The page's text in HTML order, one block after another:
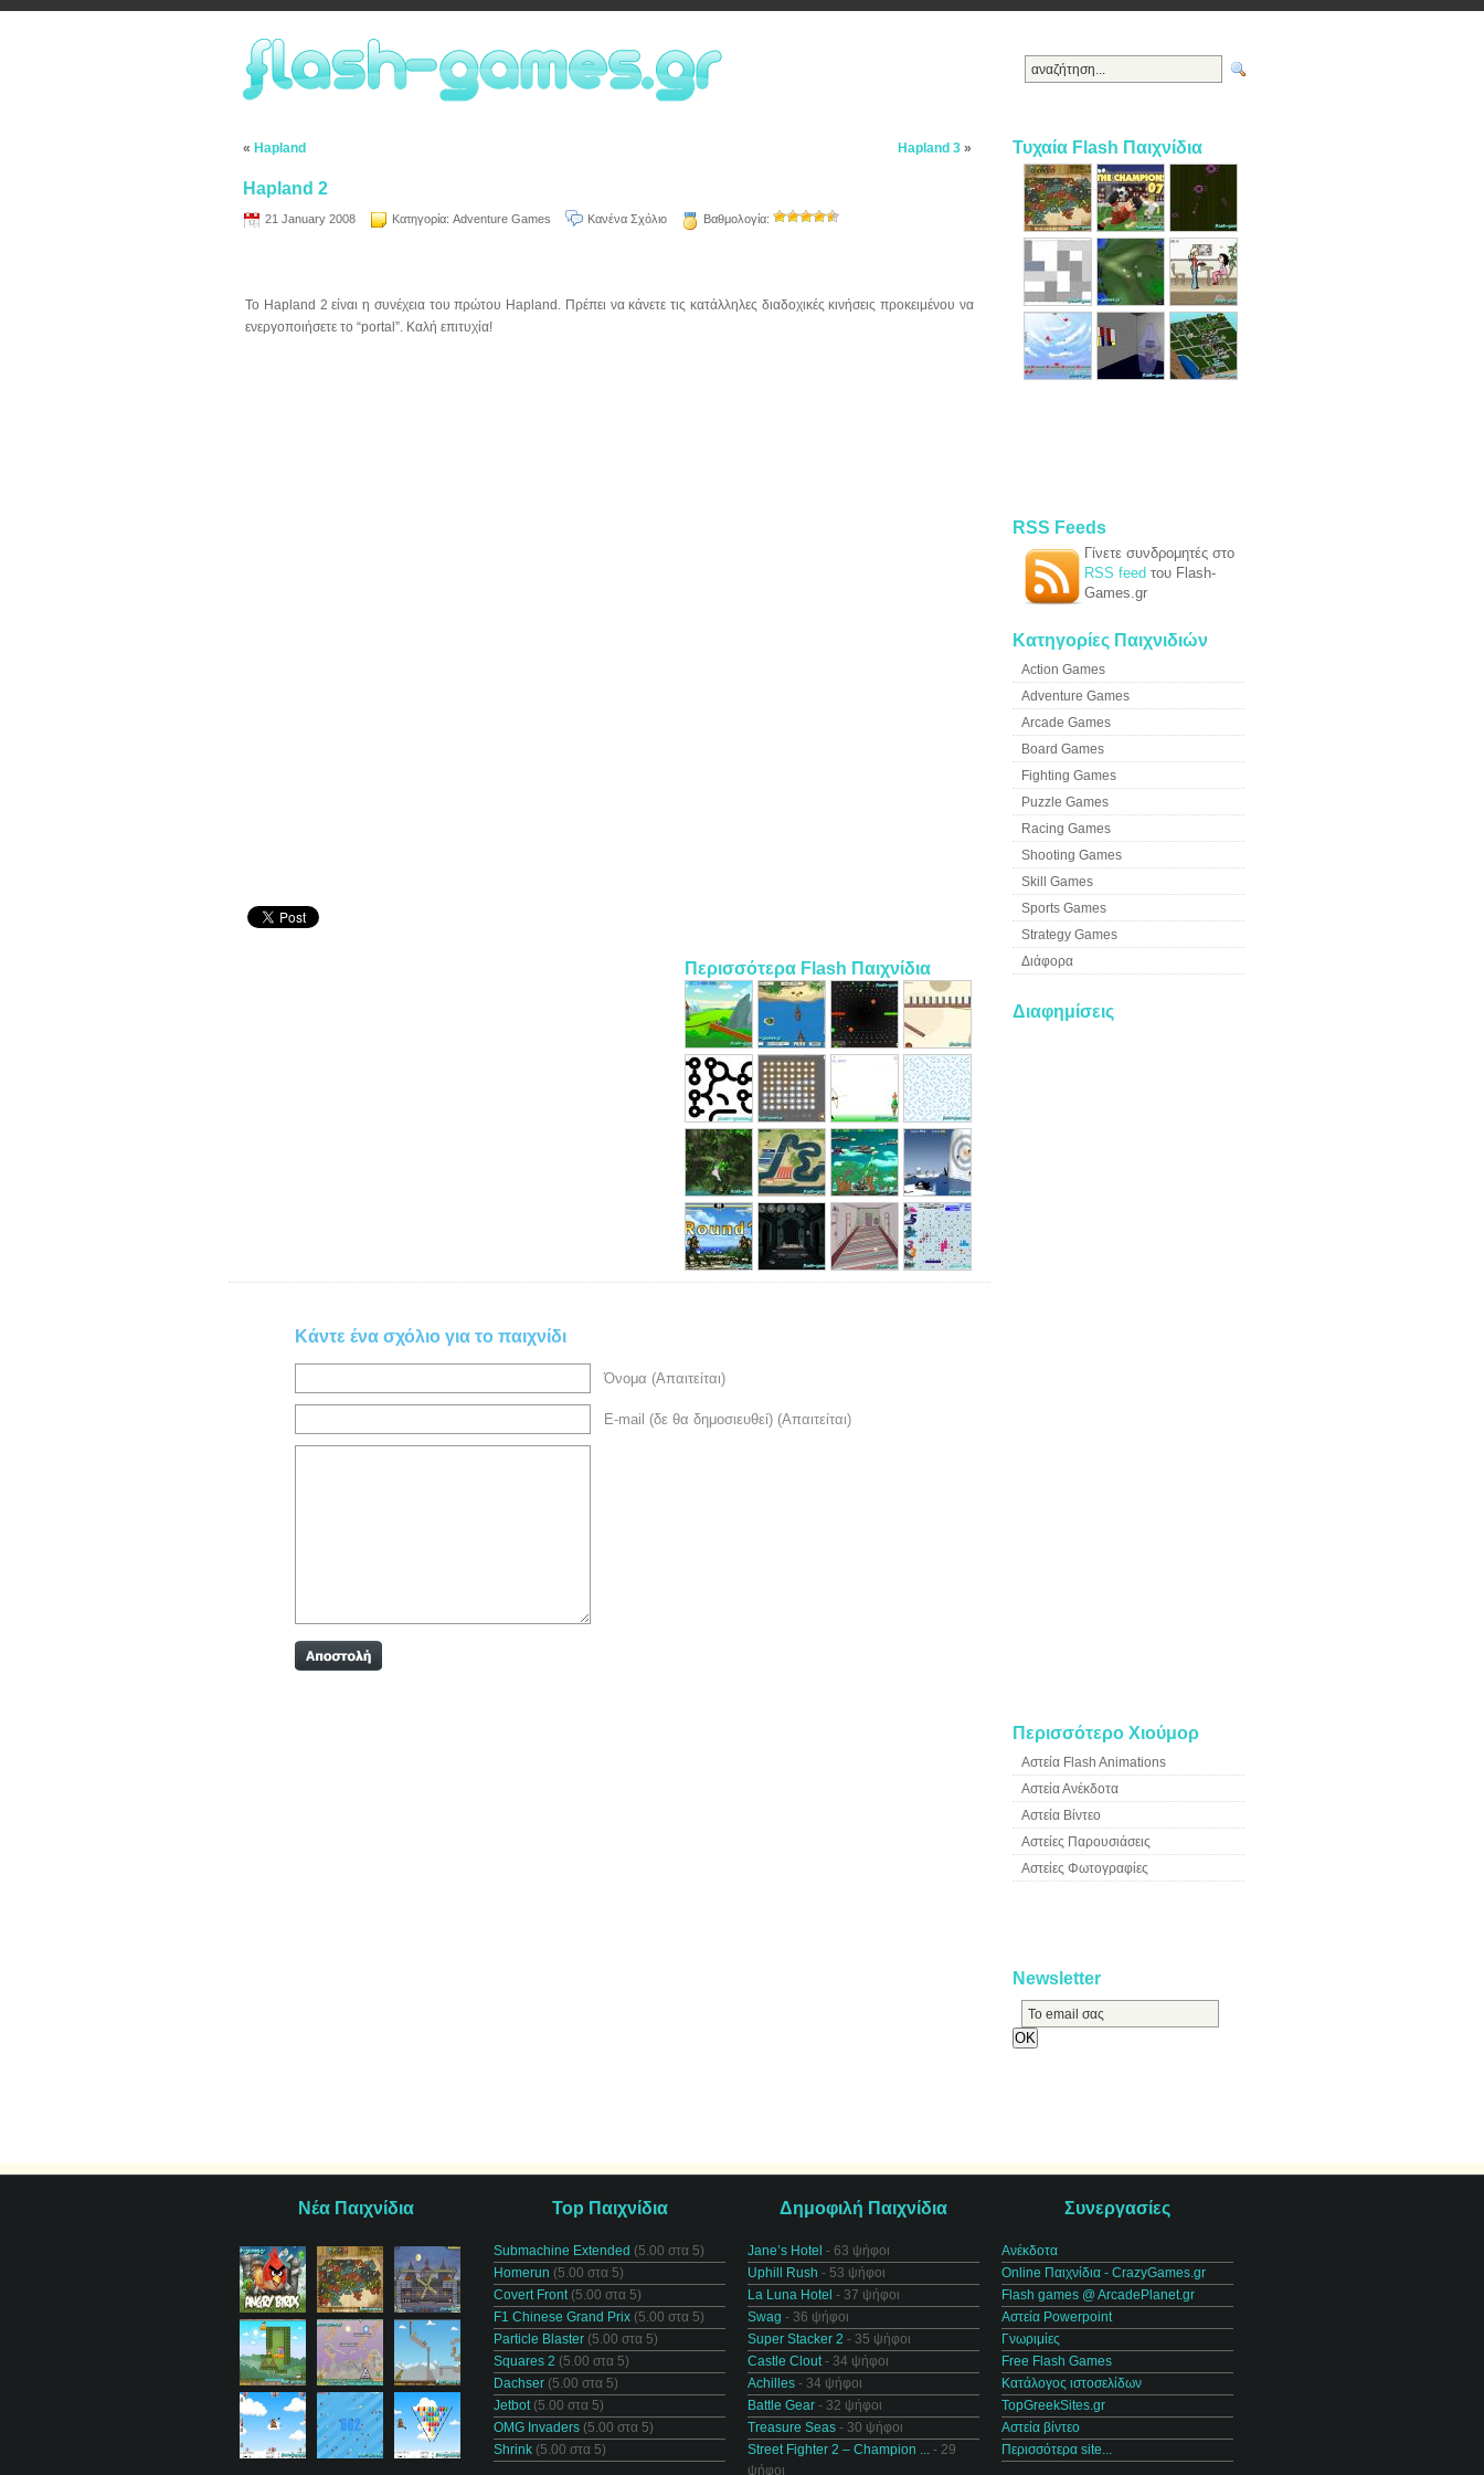
« Hapland Hapland 3 »
Hapland 2
21 January 2008 Κατηγορία: Adventure Games Κανένα Σχόλιο Βαθμολογία:
Το Hapland 2 είναι η συνέχεια του πρώτου Hapland. Πρέπει να κάνετε τις κατάλληλες διαδοχικές κινήσεις προκειμένου να
ενεργοποιήσετε το “portal”. Καλή επιτυχία!
Περισσότερα Flash Παιχνίδια
Κάντε ένα σχόλιο για το παιχνίδι
Όνομα (Απαιτείται)
E-mail (δε θα δημοσιευθεί) (Απαιτείται)
Τυχαία Flash Παιχνίδια
RSS Feeds
Γίνετε συνδρομητές στο
RSS feed του Flash-
Games.gr
Κατηγορίες Παιχνιδιών
Action Games
Adventure Games
Arcade Games
Board Games
Fighting Games
Puzzle Games
Racing Games
Shooting Games
Skill Games
Sports Games
Strategy Games
Διάφορα
Διαφημίσεις
Περισσότερο Χιούμορ
Αστεία Flash Animations
Αστεία Ανέκδοτα
Αστεία Βίντεο
Αστείες Παρουσιάσεις
Αστείες Φωτογραφίες
Newsletter
Νέα Παιχνίδια Top Παιχνίδια
Submachine Extended (5.00 στα 5)
Homerun (5.00 στα 5)
Covert Front(5.00 στα 5)
F1 Chinese Grand Prix (5.00 στα 5)
Particle Blaster (5.00 στα 5)
Squares 2 (5.00 στα 5)
Dachser (5.00 στα 5)
Jetbot(5.00 στα 5)
OMG Invaders (5.00 στα 5)
Shrink (5.00 στα 5)
Δημοφιλή Παιχνίδια
Jane’s Hotel - 63 ψήφοι
Uphill Rush - 53 ψήφοι
La Luna Hotel - 37 ψήφοι
Swag - 36 ψήφοι
Super Stacker 2 - 35 ψήφοι
Castle Clout- 34 ψήφοι
Achilles - 34 ψήφοι
Battle Gear - 32 ψήφοι
Treasure Seas - 30 ψήφοι
Street Fighter 2 – Champion ... - 29
ψήφοι
Συνεργασίες
Ανέκδοτα
Online Παιχνίδια - CrazyGames.gr
Flash games @ ArcadePlanet.gr
Αστεία Powerpoint
Γνωριμίες
Free Flash Games
Κατάλογος ιστοσελίδων
TopGreekSites.gr
Αστεία βίντεο
Περισσότερα site...